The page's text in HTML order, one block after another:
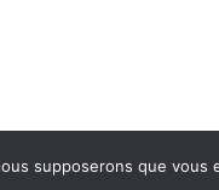
supposerons que vous